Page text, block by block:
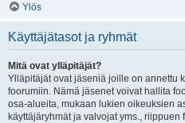
Ylös
Käyttäjätasot ja ryhmät
Mitä ovat ylläpitäjät?
Ylläpitäjät ovat jäseniä joille on annettu
foorumiin. Nämä jäsenet voivat hallita
osa-alueita, mukaan lukien oikeuksien
käyttäjäryhmät ja valvojat yms.,